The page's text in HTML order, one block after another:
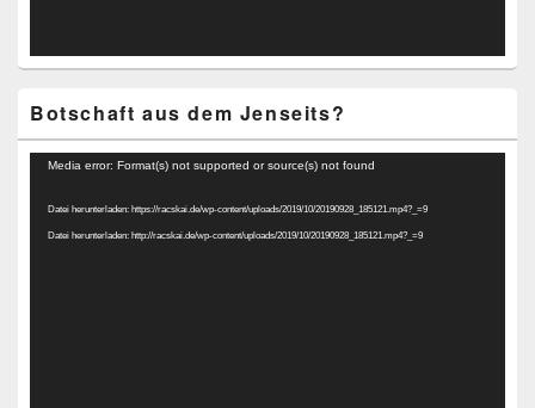
Botschaft aus dem Jenseits?
Video-
Media error: Format(s) not supported or source(s) not found
Datei herunterladen: https://racskai.de/wp-content/uploads/2019/10/20190928_185121.mp4?_=9
Datei herunterladen: http://racskai.de/wp-content/uploads/2019/10/20190928_185121.mp4?_=9